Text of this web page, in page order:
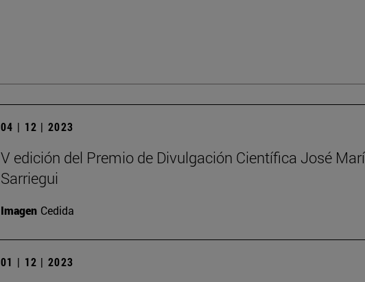
04 | 12 | 2023
V edición del Premio de Divulgación Científica José
Sarriegui
Imagen Cedida
01 | 12 | 2023